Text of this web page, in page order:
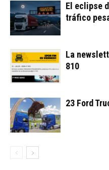
El eclipse
tráfico
La
810
23 Ford